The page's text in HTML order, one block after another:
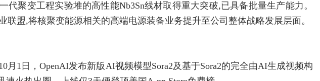
变工程实验堆的高性能Nb3Sn线材取得重大突破,已具备批量生产能力。
盟,将核聚变能源相关的高端电源装备业务提升至公司整体战略发展层面。
1日，OpenAI发布新版AI视频模型Sora2及基于Sora2的完全由AI生成视频构